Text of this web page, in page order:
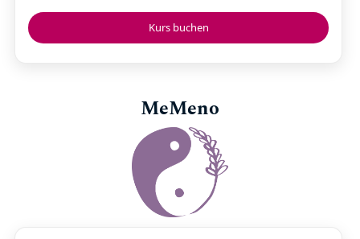
Kurs buchen
MeMeno